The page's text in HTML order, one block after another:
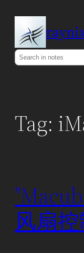
content
Search
Tag:
风扇